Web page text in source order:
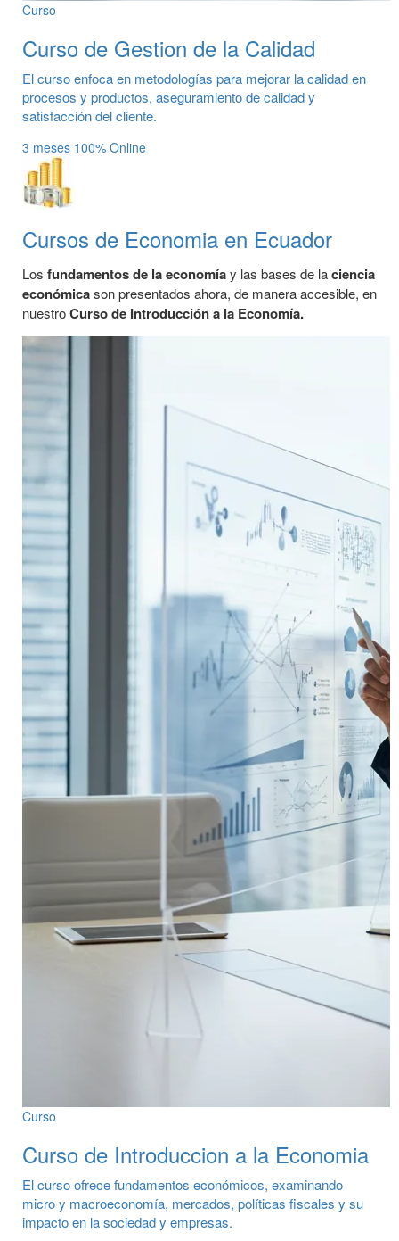
Curso
Curso de Gestion de la Calidad
El curso enfoca en metodologías para mejorar la calidad en
procesos y productos, aseguramiento de calidad y
satisfacción del cliente.
3 meses 100% Online
Cursos de Economia en Ecuador
Los fundamentos de la economíay las bases de laciencia
económicason presentados ahora, de manera accesible, en
nuestroCurso de Introducción a la Economía.
Curso
Curso de Introduccion a la Economia
El curso ofrece fundamentos económicos, examinando
micro y macroeconomía, mercados, políticas fiscales y su
impacto en la sociedad y empresas.